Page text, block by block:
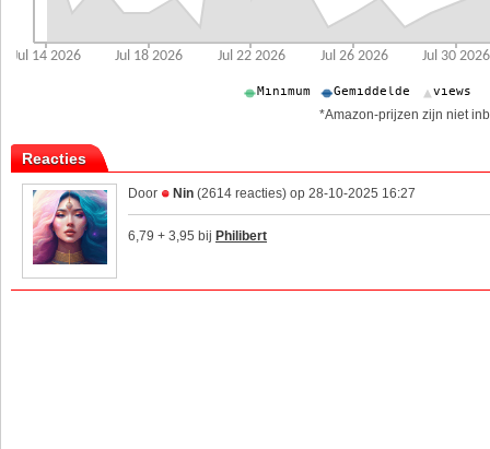
*Amazon-prijzen zijn niet
Reacties
Door Nin (2614 reacties) op 28-10-2025 16:27
6,79 + 3,95 bij Philibert